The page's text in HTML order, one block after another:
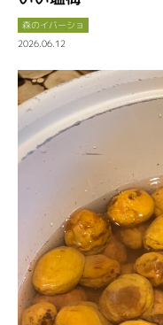
森のイバーショ
2026.06.12